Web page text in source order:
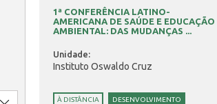
1ª CONFERÊNCIA LATINO-
AMERICANA DE SAÚDE E EDUCAÇÃO
AMBIENTAL: DAS MUDANÇAS ...
Unidade:
Instituto Oswaldo Cruz
À DISTÂNCIA DESENVOLVIMENTO